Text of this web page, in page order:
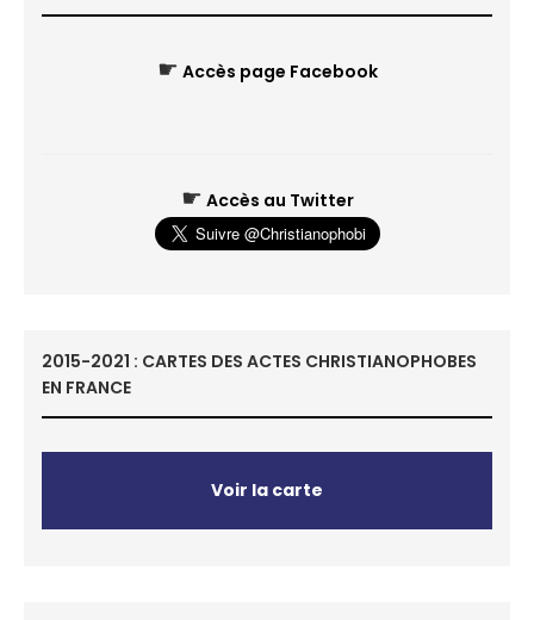
☛ Accès page Facebook
☛ Accès au Twitter
2015-2021 : CARTES DES ACTES CHRISTIANOPHOBES
EN FRANCE
Voir la carte